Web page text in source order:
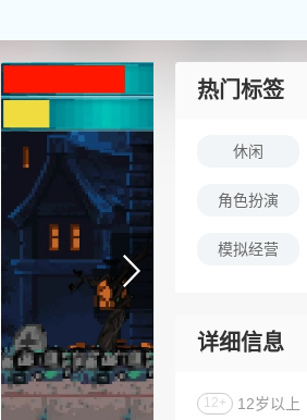
热门标签
休闲
角色扮演
模拟经营
详细信息
12+ 12岁以上